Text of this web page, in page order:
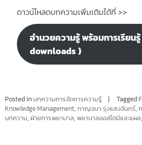
ดาวน์โหลดบทความเพิ่มเติมได้ที่ >>
อำนวยความรู้ พร้อมการเรียนรู้
downloads )
Posted in บทความการจัดการความรู้ Tagged
Knowledge Management, กาญจนา รุ่งแสงจันทร์,
บทความ, ฝ่ายการพยาบาล, พยาบาลออสโตมีและแผล,